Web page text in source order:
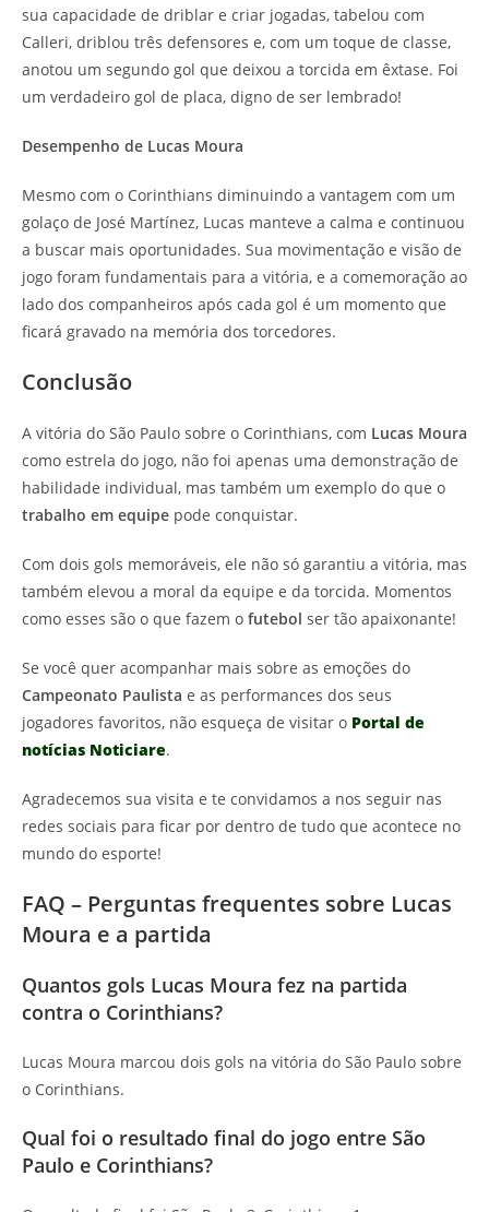
sua capacidade de driblar e criar jogadas, tabelou com
Calleri, driblou três defensores e, com um toque de classe,
anotou um segundo gol que deixou a torcida em êxtase. Foi
um verdadeiro gol de placa, digno de ser lembrado!
Desempenho de Lucas Moura
Mesmo com o Corinthians diminuindo a vantagem com um
golaço de José Martínez, Lucas manteve a calma e continuou
a buscar mais oportunidades. Sua movimentação e visão de
jogo foram fundamentais para a vitória, e a comemoração ao
lado dos companheiros após cada gol é um momento que
ficará gravado na memória dos torcedores.
Conclusão
A vitória do São Paulo sobre o Corinthians, com Lucas Moura
como estrela do jogo, não foi apenas uma demonstração de
habilidade individual, mas também um exemplo do que o
trabalho em equipe pode conquistar.
Com dois gols memoráveis, ele não só garantiu a vitória, mas
também elevou a moral da equipe e da torcida. Momentos
como esses são o que fazem o futebol ser tão apaixonante!
Se você quer acompanhar mais sobre as emoções do
Campeonato Paulista e as performances dos seus
jogadores favoritos, não esqueça de visitar o Portal de
notícias Noticiare.
Agradecemos sua visita e te convidamos a nos seguir nas
redes sociais para ficar por dentro de tudo que acontece no
mundo do esporte!
FAQ – Perguntas frequentes sobre Lucas
Moura e a partida
Quantos gols Lucas Moura fez na partida
contra o Corinthians?
Lucas Moura marcou dois gols na vitória do São Paulo sobre
o Corinthians.
Qual foi o resultado final do jogo entre São
Paulo e Corinthians?